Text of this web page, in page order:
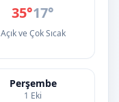
35°17°
Açık ve Çok Sıcak
Perşembe
1 Eki